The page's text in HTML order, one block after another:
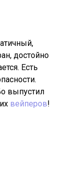
достойно
Есть
выпустил
вейперов!